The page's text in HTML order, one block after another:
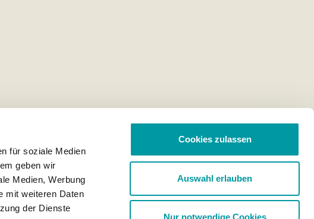
für soziale Medien
geben wir
Medien, Werbung
mit weiteren Daten
der Dienste
Cookies zulassen
Auswahl erlauben
Nur notwendige Cookies